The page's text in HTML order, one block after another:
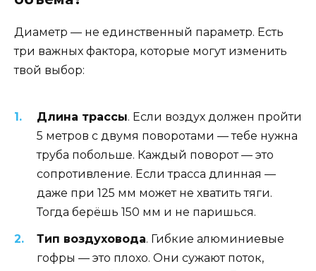
Диаметр — не единственный параметр. Есть
три важных фактора, которые могут изменить
твой выбор:
Длина трассы. Если воздух должен пройти
5 метров с двумя поворотами — тебе нужна
труба побольше. Каждый поворот — это
сопротивление. Если трасса длинная —
даже при 125 мм может не хватить тяги.
Тогда берёшь 150 мм и не паришься.
Тип воздуховода. Гибкие алюминиевые
гофры — это плохо. Они сужают поток,